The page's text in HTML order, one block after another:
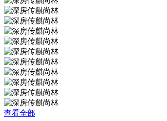
查看全部